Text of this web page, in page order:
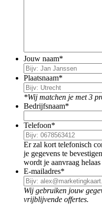
Jouw naam*
Plaatsnaam*
*Wij matchen je met 3
Bedrijfsnaam*
Telefoon*
Er zal kort telefonisch
je gegevens te
wordt je aanvraag
E-mailadres*
Wij gebruiken jouw
vrijblijvende offertes.